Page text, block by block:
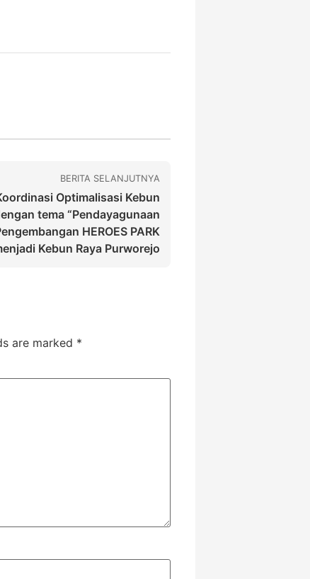
BERITA SELANJUTNYA
Optimalisasi Kebun
tema “Pendayagunaan
HEROES PARK
Kebun Raya Purworejo
are marked *